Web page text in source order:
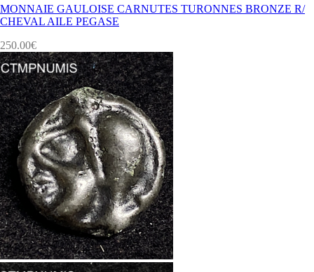
MONNAIE GAULOISE CARNUTES TURONNES BRONZE R/
CHEVAL AILE PEGASE
250.00€